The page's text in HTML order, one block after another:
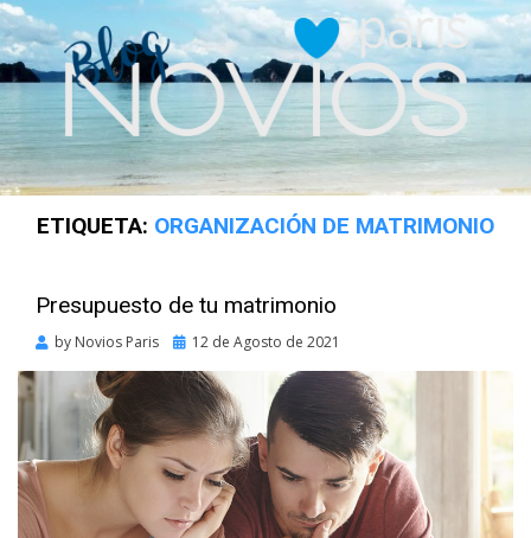
ETIQUETA: ORGANIZACIÓN DE MATRIMONIO
Presupuesto de tu matrimonio
by Novios Paris
Posted
12 de Agosto de 2021